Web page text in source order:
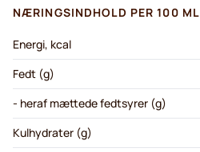
NÆRINGSINDHOLD PER 100 ML
Energi, kcal
Fedt (g)
- heraf mættede fedtsyrer (g)
Kulhydrater (g)